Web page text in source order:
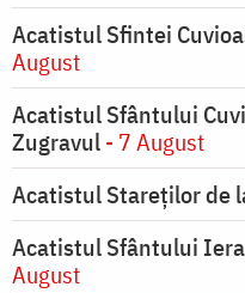
Acatistul Sfintei
August
Acatistul Sfântului
Zugravul- 7 August
Acatistul Stareţilor de
Acatistul Sfântului
August